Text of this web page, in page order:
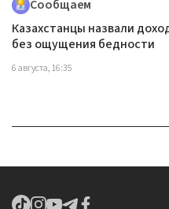
Сообщаем
Казахстанцы назвали
без ощущения бедности
6 августа, 16:35